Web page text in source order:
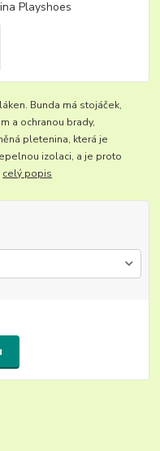
Bunda má stojáček,
a ochranou brady,
pletenina, která je
izolaci, a je proto
celý popis